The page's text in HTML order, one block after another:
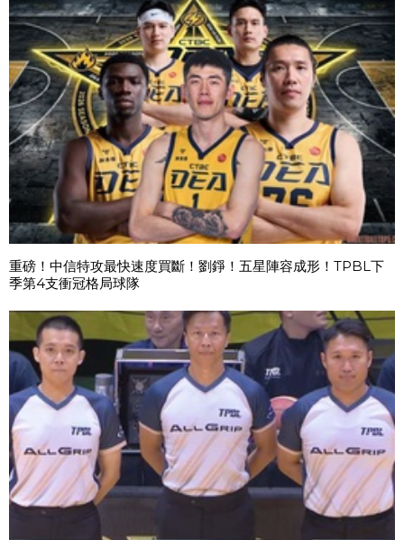
重磅！中信特攻最快速度買斷！劉錚！五星陣容成形！TPBL下
季第4支衝冠格局球隊